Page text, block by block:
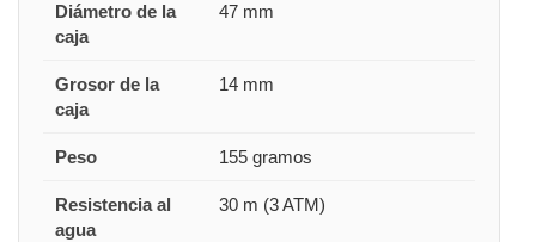
Diámetro de la
caja
47 mm
Grosor de la
caja
14 mm
Peso 155 gramos
Resistencia al
agua
30 m (3 ATM)